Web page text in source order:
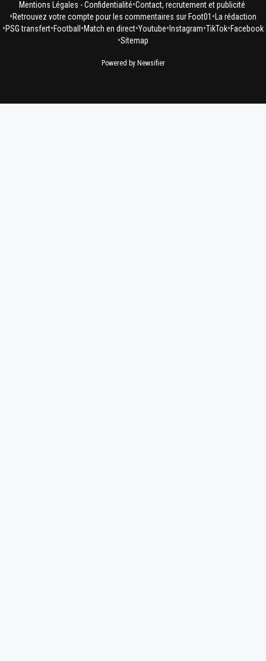
Mentions Légales - Confidentialité•Contact, recrutement et publicité
•Retrouvez votre compte pour les commentaires sur Foot01 • La rédaction
•PSG transfert•Football •Match en direct•Youtube• Instagram•TikTok•Facebook
•Sitemap
Powered by Newsifier